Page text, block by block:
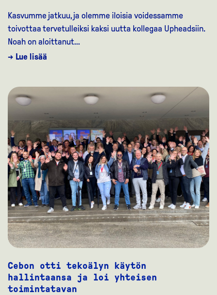
Kasvumme jatkuu, ja olemme iloisia voidessamme
toivottaa tervetulleiksi kaksi uutta kollegaa Upheadsiin.
Noah on aloittanut...
→ Lue lisää
Cebon otti tekoälyn käytön
hallintaansa ja loi yhteisen
toimintatavan